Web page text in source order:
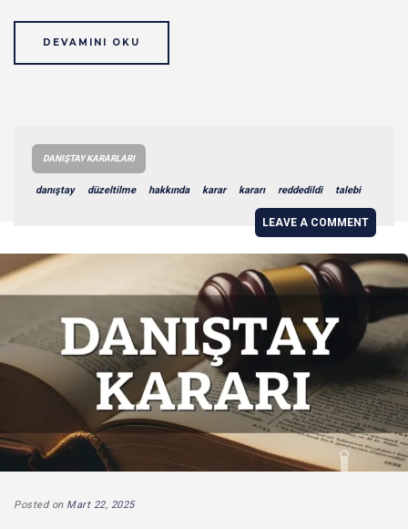
DEVAMINI OKU
DANIŞTAY KARARLARI
danıştay düzeltilme hakkında karar kararı reddedildi talebi
LEAVE A COMMENT
Posted on Mart 22, 2025